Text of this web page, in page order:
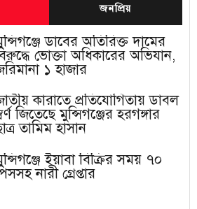
জনপ্রিয়
ডাবের অতিরিক্ত দামের
ভোক্তা অধিকারের অভিযান,
১ হাজার
কারাতে প্রতিযোগিতায় ডাবল
জিতেছে মুন্সিগঞ্জের হরগঙ্গার
তামিম হাসান
ইয়াবা বিক্রির সময় ৭০
নারী গ্রেপ্তার